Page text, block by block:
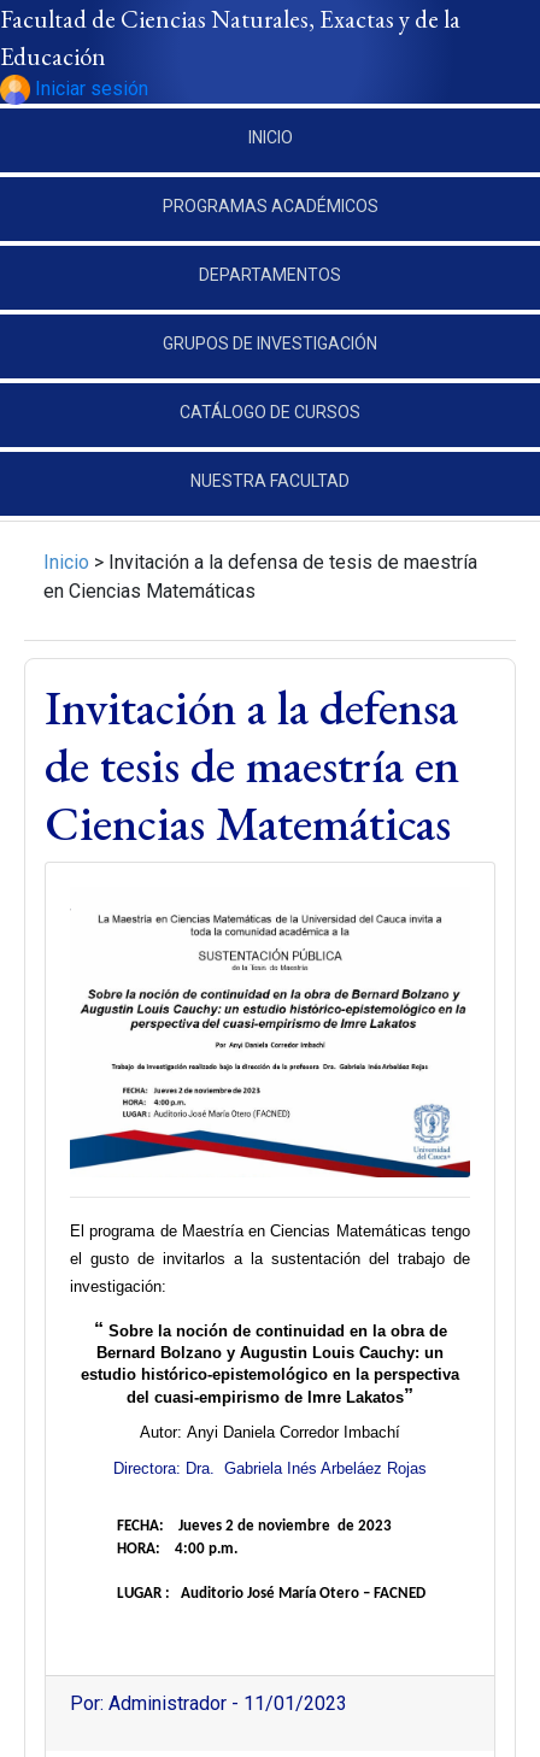
Pasar al contenido principal
Facultad de Ciencias Naturales, Exactas y de la
Educación
Iniciar sesión
INICIO
PROGRAMAS ACADÉMICOS
DEPARTAMENTOS
GRUPOS DE INVESTIGACIÓN
CATÁLOGO DE CURSOS
NUESTRA FACULTAD
Inicio > Invitación a la defensa de tesis de maestría
en Ciencias Matemáticas
Invitación a la defensa
de tesis de maestría en
Ciencias Matemáticas
El programa de Maestría en Ciencias Matemáticas tengo
el gusto de invitarlos a la sustentación del trabajo de
investigación:
“ Sobre la noción de continuidad en la obra de
Bernard Bolzano y Augustin Louis Cauchy: un
estudio histórico-epistemológico en la perspectiva
del cuasi-empirismo de Imre Lakatos”
Autor: Anyi Daniela Corredor Imbachí
Directora: Dra. Gabriela Inés Arbeláez Rojas
FECHA: Jueves 2 de noviembre de 2023
HORA: 4:00 p.m.
LUGAR : Auditorio José María Otero – FACNED
Por: Administrador - 11/01/2023